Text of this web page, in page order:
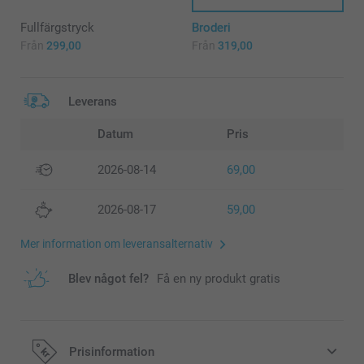
Fullfärgstryck
Från 299,00
Broderi
Från 319,00
Leverans
Datum Pris
2026-08-14 69,00
2026-08-17 59,00
Mer information om leveransalternativ
Blev något fel? Få en ny produkt gratis
Prisinformation